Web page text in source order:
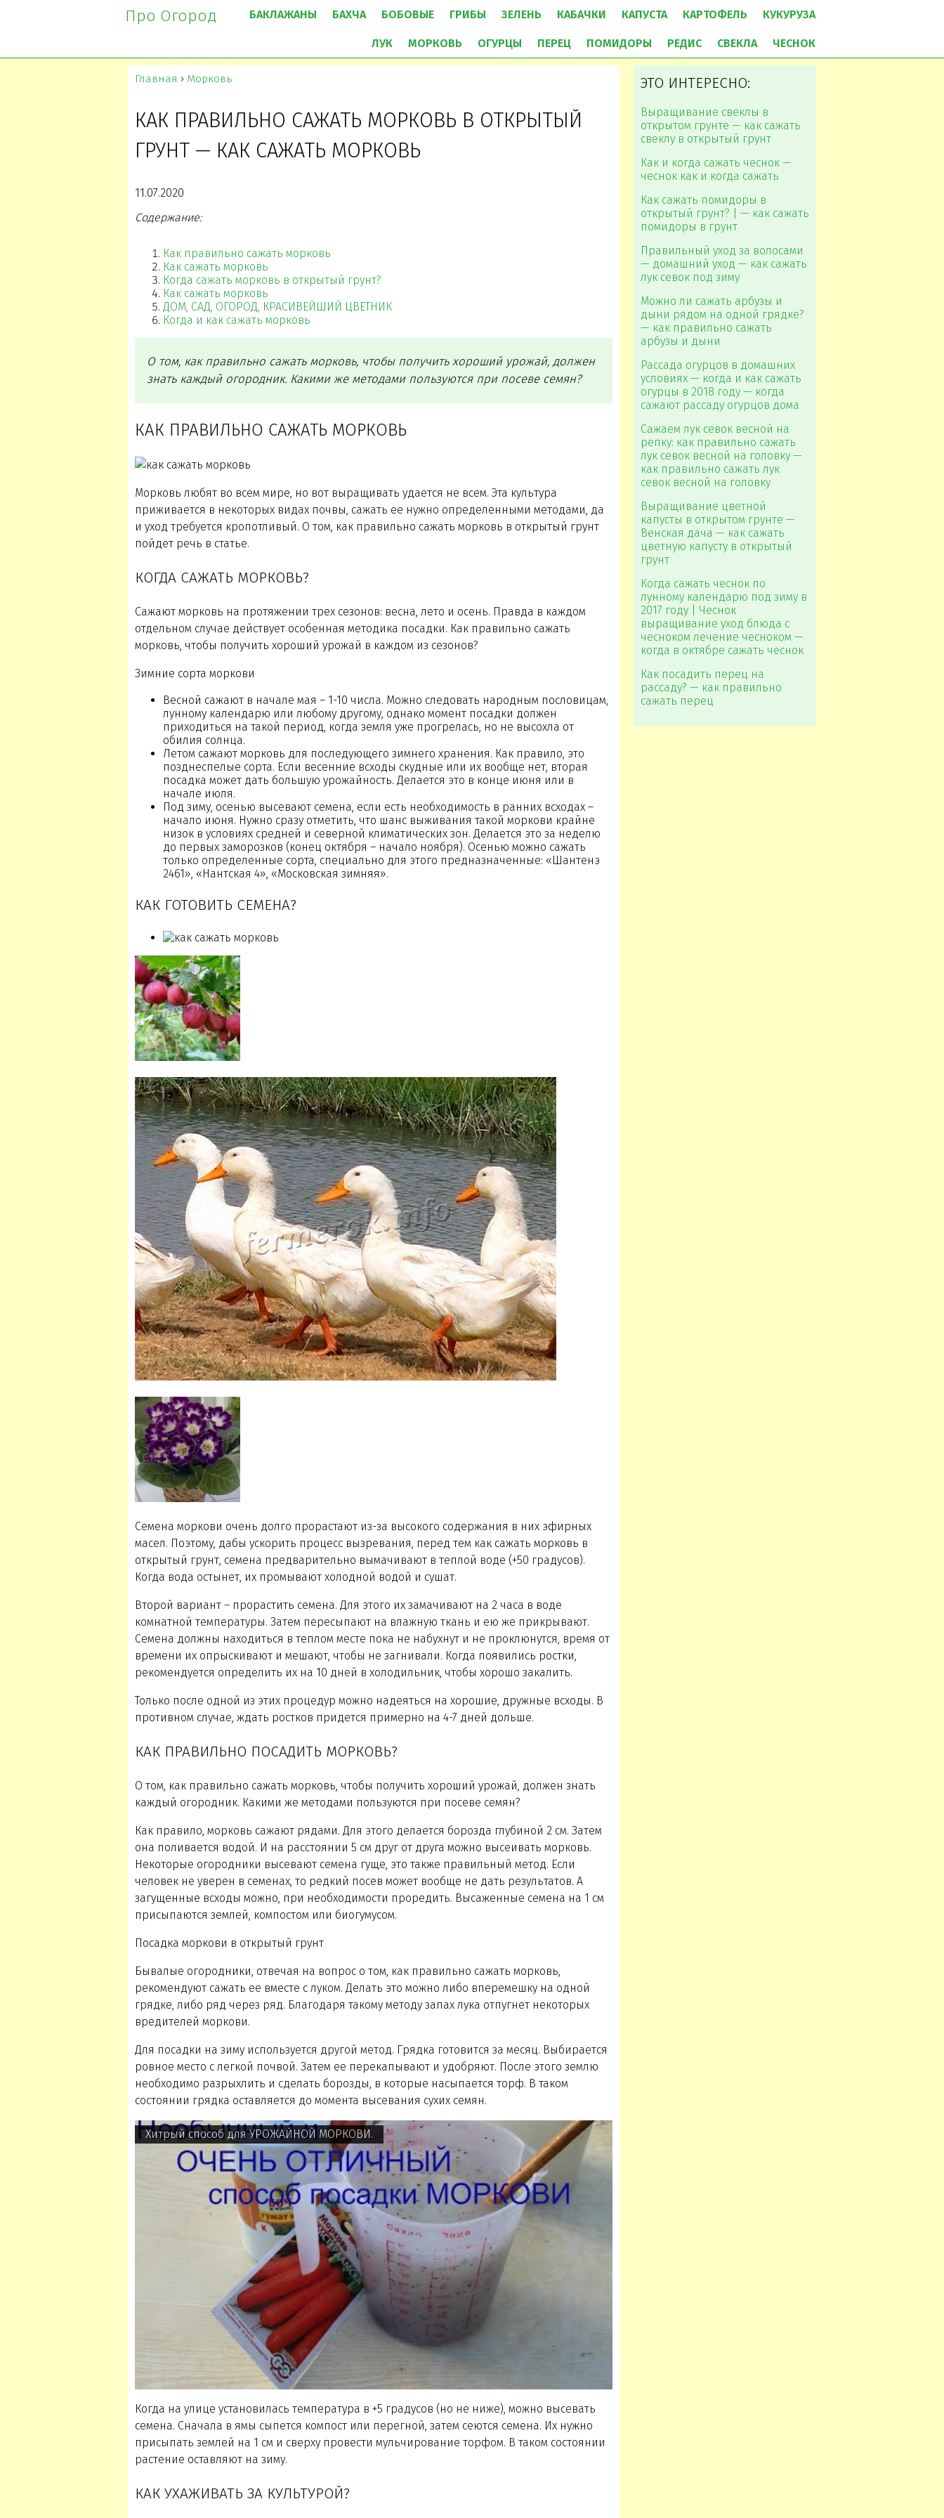
Про Огород БАКЛАЖАНЫ БАХЧА БОБОВЫЕ ГРИБЫ ЗЕЛЕНЬ КАБАЧКИ КАПУСТА КАРТОФЕЛЬ КУКУРУЗА
ЛУК МОРКОВЬ ОГУРЦЫ ПЕРЕЦ ПОМИДОРЫ РЕДИС СВЕКЛА ЧЕСНОК
Главная › Морковь
КАК ПРАВИЛЬНО САЖАТЬ МОРКОВЬ В ОТКРЫТЫЙ
ГРУНТ — КАК САЖАТЬ МОРКОВЬ
11.07.2020
Содержание:
Как правильно сажать морковь
Как сажать морковь
Когда сажать морковь в открытый грунт?
Как сажать морковь
ДОМ, САД, ОГОРОД, КРАСИВЕЙШИЙ ЦВЕТНИК
Когда и как сажать морковь
О том, как правильно сажать морковь, чтобы получить хороший урожай, должен
знать каждый огородник. Какими же методами пользуются при посеве семян?
КАК ПРАВИЛЬНО САЖАТЬ МОРКОВЬ
Морковь любят во всем мире, но вот выращивать удается не всем. Эта культура
приживается в некоторых видах почвы, сажать ее нужно определенными методами, да
и уход требуется кропотливый. О том, как правильно сажать морковь в открытый грунт
пойдет речь в статье.
КОГДА САЖАТЬ МОРКОВЬ?
Сажают морковь на протяжении трех сезонов: весна, лето и осень. Правда в каждом
отдельном случае действует особенная методика посадки. Как правильно сажать
морковь, чтобы получить хороший урожай в каждом из сезонов?
Зимние сорта моркови
Весной сажают в начале мая – 1-10 числа. Можно следовать народным пословицам,
лунному календарю или любому другому, однако момент посадки должен
приходиться на такой период, когда земля уже прогрелась, но не высохла от
обилия солнца.
Летом сажают морковь для последующего зимнего хранения. Как правило, это
позднеспелые сорта. Если весенние всходы скудные или их вообще нет, вторая
посадка может дать большую урожайность. Делается это в конце июня или в
начале июля.
Под зиму, осенью высевают семена, если есть необходимость в ранних всходах –
начало июня. Нужно сразу отметить, что шанс выживания такой моркови крайне
низок в условиях средней и северной климатических зон. Делается это за неделю
до первых заморозков (конец октября – начало ноября). Осенью можно сажать
только определенные сорта, специально для этого предназначенные: «Шантенэ
2461», «Нантская 4», «Московская зимняя».
КАК ГОТОВИТЬ СЕМЕНА?
Семена моркови очень долго прорастают из-за высокого содержания в них эфирных
масел. Поэтому, дабы ускорить процесс вызревания, перед тем как сажать морковь в
открытый грунт, семена предварительно вымачивают в теплой воде (+50 градусов).
Когда вода остынет, их промывают холодной водой и сушат.
Второй вариант – прорастить семена. Для этого их замачивают на 2 часа в воде
комнатной температуры. Затем пересыпают на влажную ткань и ею же прикрывают.
Семена должны находиться в теплом месте пока не набухнут и не проклюнутся, время от
времени их опрыскивают и мешают, чтобы не загнивали. Когда появились ростки,
рекомендуется определить их на 10 дней в холодильник, чтобы хорошо закалить.
Только после одной из этих процедур можно надеяться на хорошие, дружные всходы. В
противном случае, ждать ростков придется примерно на 4-7 дней дольше.
КАК ПРАВИЛЬНО ПОСАДИТЬ МОРКОВЬ?
О том, как правильно сажать морковь, чтобы получить хороший урожай, должен знать
каждый огородник. Какими же методами пользуются при посеве семян?
Как правило, морковь сажают рядами. Для этого делается борозда глубиной 2 см. Затем
она поливается водой. И на расстоянии 5 см друг от друга можно высеивать морковь.
Некоторые огородники высевают семена гуще, это также правильный метод. Если
человек не уверен в семенах, то редкий посев может вообще не дать результатов. А
загущенные всходы можно, при необходимости проредить. Высаженные семена на 1 см
присыпаются землей, компостом или биогумусом.
Посадка моркови в открытый грунт
Бывалые огородники, отвечая на вопрос о том, как правильно сажать морковь,
рекомендуют сажать ее вместе с луком. Делать это можно либо вперемешку на одной
грядке, либо ряд через ряд. Благодаря такому методу запах лука отпугнет некоторых
вредителей моркови.
Для посадки на зиму используется другой метод. Грядка готовится за месяц. Выбирается
ровное место с легкой почвой. Затем ее перекапывают и удобряют. После этого землю
необходимо разрыхлить и сделать борозды, в которые насыпается торф. В таком
состоянии грядка оставляется до момента высевания сухих семян.
Хитрый способ для УРОЖАЙНОЙ МОРКОВИ.
Когда на улице установилась температура в +5 градусов (но не ниже), можно высевать
семена. Сначала в ямы сыпется компост или перегной, затем сеются семена. Их нужно
присыпать землей на 1 см и сверху провести мульчирование торфом. В таком состоянии
растение оставляют на зиму.
КАК УХАЖИВАТЬ ЗА КУЛЬТУРОЙ?
ЭТО ИНТЕРЕСНО:
Выращивание свеклы в
открытом грунте — как сажать
свеклу в открытый грунт
Как и когда сажать чеснок —
чеснок как и когда сажать
Как сажать помидоры в
открытый грунт? | — как сажать
помидоры в грунт
Правильный уход за волосами
— домашний уход — как сажать
лук севок под зиму
Можно ли сажать арбузы и
дыни рядом на одной грядке?
— как правильно сажать
арбузы и дыни
Рассада огурцов в домашних
условиях — когда и как сажать
огурцы в 2018 году — когда
сажают рассаду огурцов дома
Сажаем лук севок весной на
репку: как правильно сажать
лук севок весной на головку —
как правильно сажать лук
севок весной на головку
Выращивание цветной
капусты в открытом грунте —
Венская дача — как сажать
цветную капусту в открытый
грунт
Когда сажать чеснок по
лунному календарю под зиму в
2017 году | Чеснок
выращивание уход блюда с
чесноком лечение чесноком —
когда в октябре сажать чеснок
Как посадить перец на
рассаду? — как правильно
сажать перец